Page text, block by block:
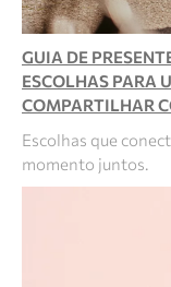
GUIA DE
ESCOLHAS PARA
COMPARTILHAR
Escolhas que
momento juntos.